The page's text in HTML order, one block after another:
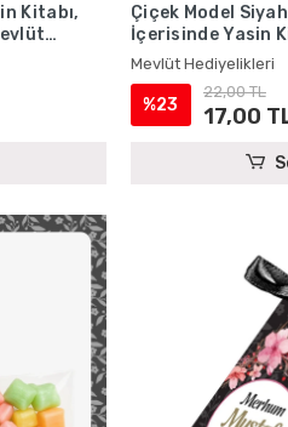
Kitabı,
Çiçek Model
İçerisinde Yasin
Hediyelikleri
Mevlüt Hediyelikleri
%23
22,00 TL
17,00